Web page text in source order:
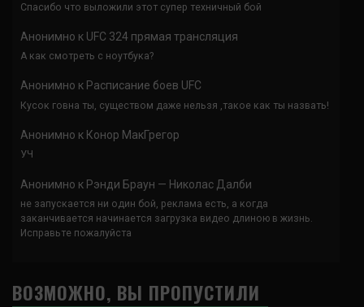
Спасибо что выложили этот супер техничный бой
Анонимно к UFC 324 прямая трансляция
А как смотреть с ноутбука?
Анонимно к Расписание боев UFC
Кусок говна ты, существом даже нельзя ,такое как ты назвать!
Анонимно к Конор МакГрегор
УЧ
Анонимно к Рэнди Браун — Николас Далби
не запускается ни один бой, реклама есть, а когда
заканчивается начинается загрузка видео длиною в жизнь.
Исправьте пожалуйста
ВОЗМОЖНО, ВЫ ПРОПУСТИЛИ